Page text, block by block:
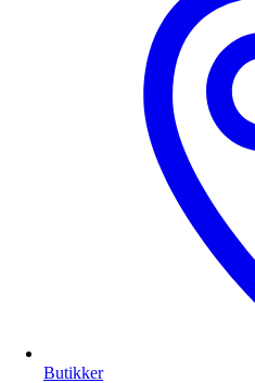
Butikker